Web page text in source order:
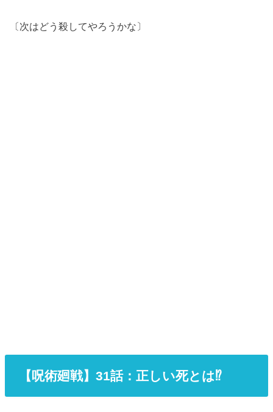
〔次はどう殺してやろうかな〕
【呪術廻戦】31話：正しい死とは⁉